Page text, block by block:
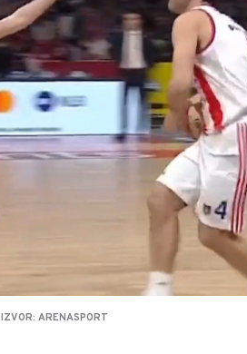
IZVOR: ARENASPORT